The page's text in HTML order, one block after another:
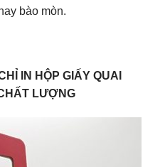
bào mòn.
IN HỘP GIẤY QUAI
LƯỢNG